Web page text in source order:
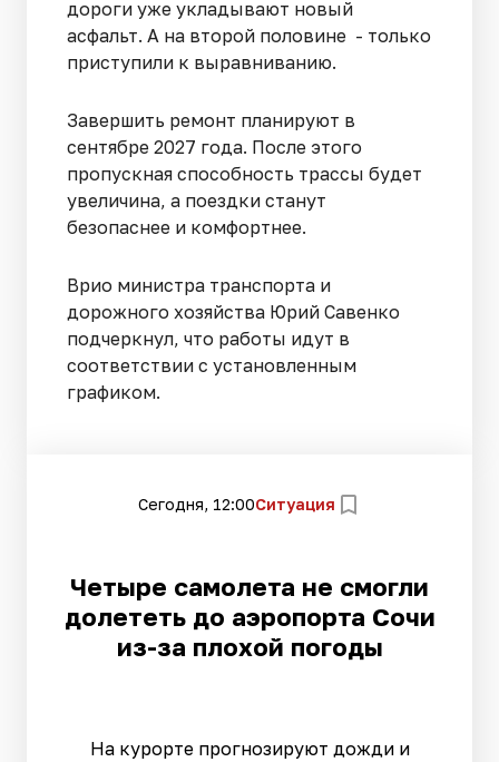
дороги уже укладывают новый
асфальт. А на второй половине - только
приступили к выравниванию.
Завершить ремонт планируют в
сентябре 2027 года. После этого
пропускная способность трассы будет
увеличина, а поездки станут
безопаснее и комфортнее.
Врио министра транспорта и
дорожного хозяйства Юрий Савенко
подчеркнул, что работы идут в
соответствии с установленным
графиком.
Сегодня, 12:00Ситуация
Четыре самолета не смогли
долететь до аэропорта Сочи
из-за плохой погоды
На курорте прогнозируют дожди и